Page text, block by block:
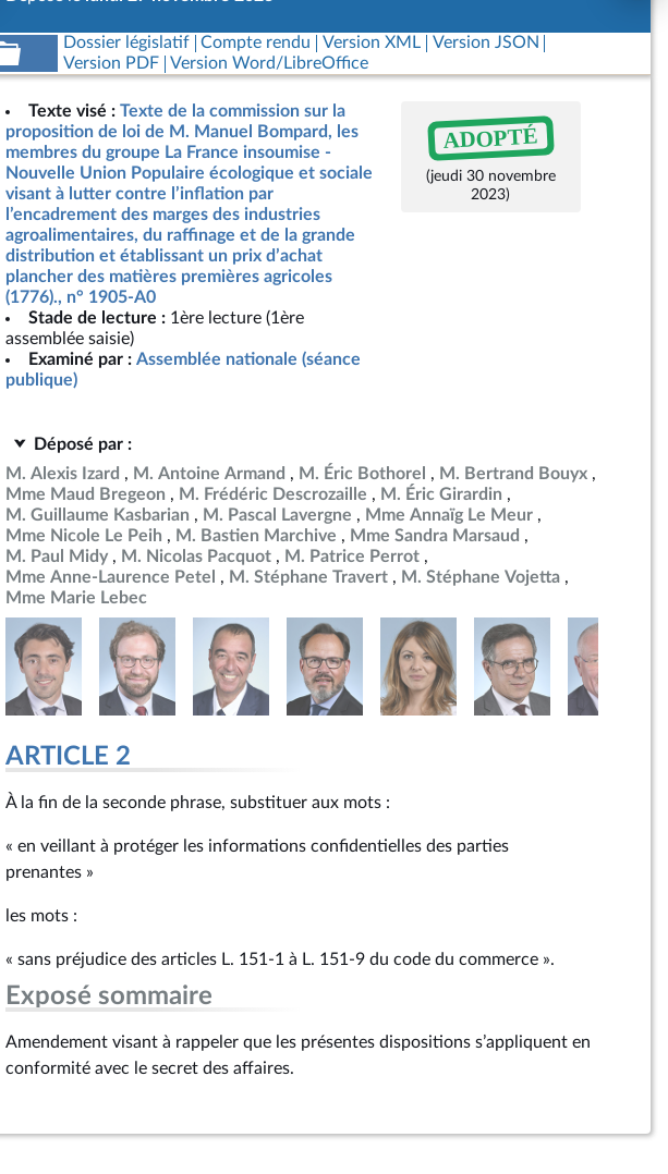
Dossier législatif Compte rendu Version XML
Version JSON
Version PDF
Version Word/LibreOffice
Texte visé : Texte de la commission sur la
proposition de loi de M. Manuel Bompard, les
membres du groupe La France insoumise -
Nouvelle Union Populaire écologique et sociale
visant à lutter contre l’inflation par
l’encadrement des marges des industries
agroalimentaires, du raffinage et de la grande
distribution et établissant un prix d’achat
plancher des matières premières agricoles
(1776)., n° 1905-A0
Stade de lecture : 1ère lecture (1ère
assemblée saisie)
Examiné par : Assemblée nationale (séance
publique)
ADOPTÉ
(jeudi 30 novembre
2023)
Déposé par :
M. Alexis Izard
M. Antoine Armand M. Éric Bothorel
M. Bertrand Bouyx
Mme Maud Bregeon
M. Frédéric Descrozaille
M. Éric Girardin
M. Guillaume Kasbarian
M. Pascal Lavergne
Mme Annaïg Le Meur
Mme Nicole Le Peih
M. Bastien Marchive
Mme Sandra Marsaud
M. Paul Midy
M. Nicolas Pacquot
M. Patrice Perrot
Mme Anne-Laurence Petel
M. Stéphane Travert
M. Stéphane Vojetta
Mme Marie Lebec
ARTICLE 2
À la fin de la seconde phrase, substituer aux mots :
« en veillant à protéger les informations confidentielles des parties
prenantes »
les mots :
« sans préjudice des articles L. 151‑1 à L. 151‑9 du code du commerce ».
Exposé sommaire
Amendement visant à rappeler que les présentes dispositions s’appliquent en
conformité avec le secret des affaires.